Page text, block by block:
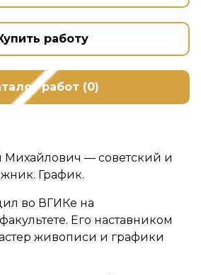
работу
работ (0)
— советский и
График.
во ВГИКе на
Его наставником
живописи и графики